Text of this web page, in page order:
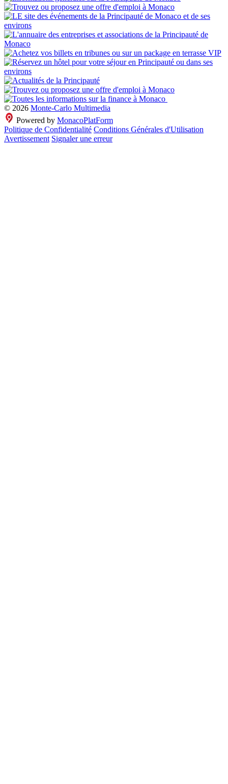
© 2026 Monte-Carlo Multimedia
Powered by MonacoPlatForm
Politique de Confidentialité Conditions Générales d'Utilisation
Avertissement Signaler une erreur